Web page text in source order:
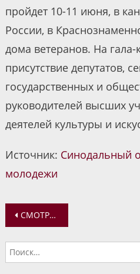
пройдет 10-11 июня, в
России, в
дома ветеранов. На гала-
присутствие депутатов,
государственных и
руководителей высших
деятелей культуры и
Источник: Синодальный
молодежи
Навигация
по
записям
СМОТРИТЕ НОВЫЙ ВЫПУСК ПРОГРАММЫ «ДОРОГА К ХРАМУ»